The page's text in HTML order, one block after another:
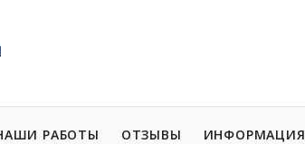
РАБОТЫ ОТЗЫВЫ ИНФОРМАЦИЯ